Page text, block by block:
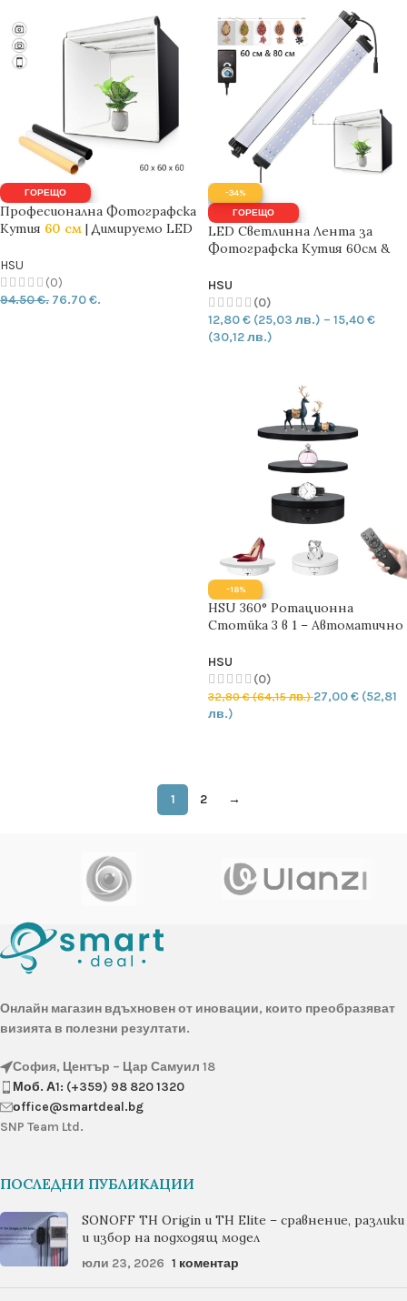
ГОРЕЩО
Професионална Фотографска
Кутия 60 см | Димируемо LED
HSU
(0)
94.50 €. 76.70 €.
-34%
ГОРЕЩО
LED Светлинна Лента за
Фотографска Кутия 60см &
HSU
(0)
12,80€ (25,03 лв.) – 15,40€
(30,12 лв.)
-18%
HSU 360° Ротационна
Стотйка 3 в 1 – Автоматично
контрол
HSU
(0)
32,80€(64,15 лв.)27,00€ (52,81
лв.)
1 2 →
Онлайн магазин вдъхновен от иновации, които преобразяват
визията в полезни резултати.
София, Център – Цар Самуил 18
Моб. А1: (+359) 98 820 1320
оffice@smartdeal.bg
SNP Team Ltd.
ПОСЛЕДНИ ПУБЛИКАЦИИ
SONOFF TH Origin и TH Elite – сравнение, разлики
и избор на подходящ модел
юли 23, 2026 1 коментар